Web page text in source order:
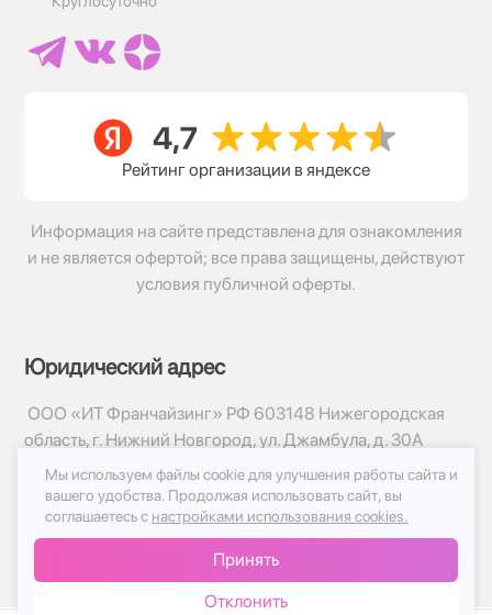
Рейтинг организации в яндексе
Информация на сайте представлена для ознакомления
и не является офертой; все права защищены, действуют
условия публичной оферты.
Юридический адрес
ООО «ИТ Франчайзинг» РФ 603148 Нижегородская
область, г. Нижний Новгород, ул. Джамбула, д. 30А
© 2017-2026г, База Цветов 24.ру
Политика конфиденциальности
Публичная оферта
Мы используем файлы cookie для улучшения работы сайта и
вашего удобства. Продолжая использовать сайт, вы
соглашаетесь с настройками использования cookies.
Принять
Отклонить